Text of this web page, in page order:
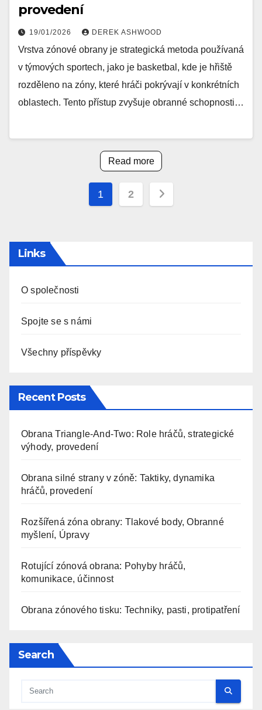
provedení
19/01/2026 DEREK ASHWOOD
Vrstva zónové obrany je strategická metoda používaná
v týmových sportech, jako je basketbal, kde je hřiště
rozděleno na zóny, které hráči pokrývají v konkrétních
oblastech. Tento přístup zvyšuje obranné schopnosti…
Read more
Posts
1 2
Links
O společnosti
Spojte se s námi
Všechny příspěvky
Recent Posts
Obrana Triangle-And-Two: Role hráčů, strategické
výhody, provedení
Obrana silné strany v zóně: Taktiky, dynamika
hráčů, provedení
Rozšířená zóna obrany: Tlakové body, Obranné
myšlení, Úpravy
Rotující zónová obrana: Pohyby hráčů,
komunikace, účinnost
Obrana zónového tisku: Techniky, pasti, protipatření
Search